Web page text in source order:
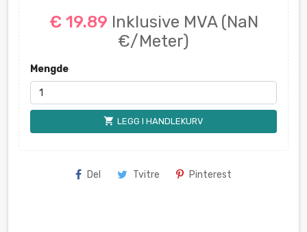
€ 19.89 Inklusive MVA (NaN
€/Meter)
Mengde
shopping_cart LEGG I HANDLEKURV
Del Tvitre Pinterest